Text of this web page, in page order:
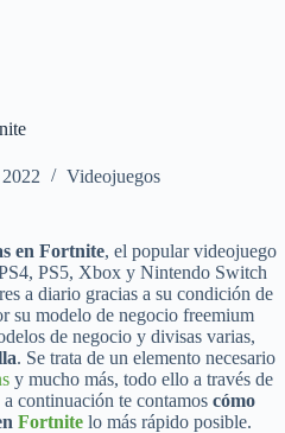
Videojuegos
en Fortnite, el popular videojuego
PS5, Xbox y Nintendo Switch
a diario gracias a su condición de
su modelo de negocio freemium
de negocio y divisas varias,
. Se trata de un elemento necesario
y mucho más, todo ello a través de
continuación te contamos cómo
Fortnite lo más rápido posible.